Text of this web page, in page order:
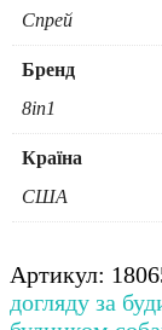
Спрей
Бренд
8in1
Країна
США
Артикул:
догляду за